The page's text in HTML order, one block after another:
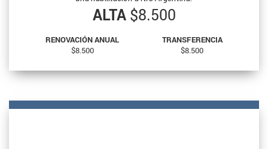
ALTA$8.500
RENOVACIÓN ANUAL
$8.500
TRANSFERENCIA
$8.500